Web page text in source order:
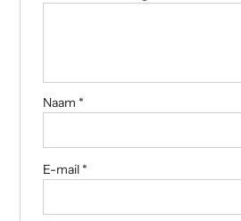
Naam *
E-mail *